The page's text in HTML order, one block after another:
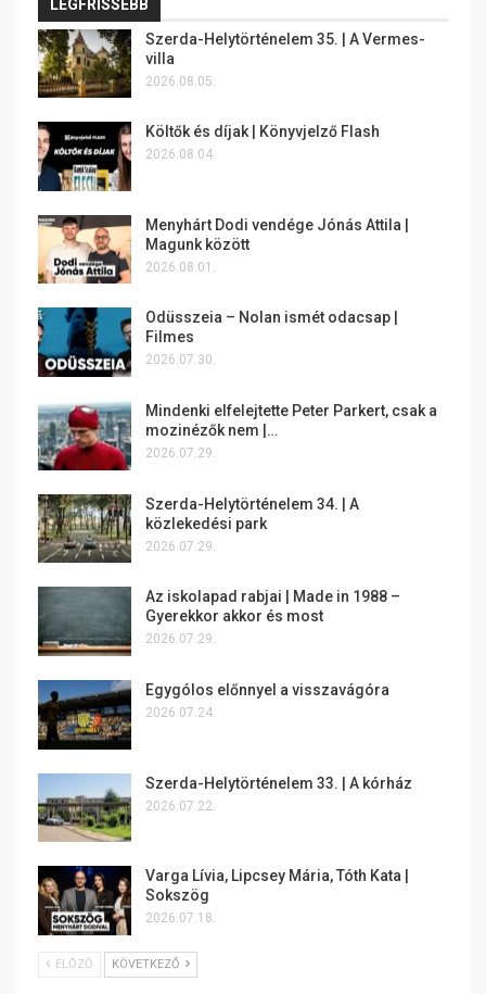
LEGFRISSEBB
Szerda-Helytörténelem 35. | A Vermes-
villa
2026.08.05.
Költők és díjak | Könyvjelző Flash
2026.08.04.
Menyhárt Dodi vendége Jónás Attila |
Magunk között
2026.08.01.
Odüsszeia – Nolan ismét odacsap |
Filmes
2026.07.30.
Mindenki elfelejtette Peter Parkert, csak a
mozinézők nem |…
2026.07.29.
Szerda-Helytörténelem 34. | A
közlekedési park
2026.07.29.
Az iskolapad rabjai | Made in 1988 –
Gyerekkor akkor és most
2026.07.29.
Egygólos előnnyel a visszavágóra
2026.07.24.
Szerda-Helytörténelem 33. | A kórház
2026.07.22.
Varga Lívia, Lipcsey Mária, Tóth Kata |
Sokszög
2026.07.18.
ELŐZŐ KÖVETKEZŐ